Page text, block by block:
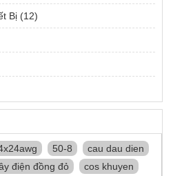
Bị (12)
50-8
cau dau dien
điện đồng đỏ
cos khuyen